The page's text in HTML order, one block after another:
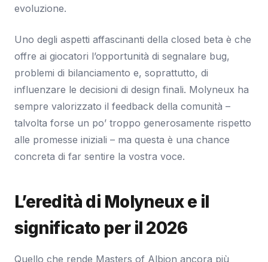
evoluzione.
Uno degli aspetti affascinanti della closed beta è che
offre ai giocatori l’opportunità di segnalare bug,
problemi di bilanciamento e, soprattutto, di
influenzare le decisioni di design finali. Molyneux ha
sempre valorizzato il feedback della comunità –
talvolta forse un po’ troppo generosamente rispetto
alle promesse iniziali – ma questa è una chance
concreta di far sentire la vostra voce.
L’eredità di Molyneux e il
significato per il 2026
Quello che rende Masters of Albion ancora più